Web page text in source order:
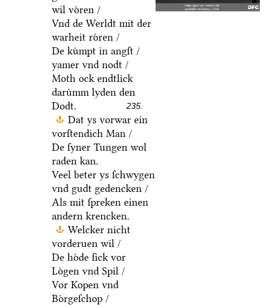
wil voͤren /
Vnd de Werldt mit der
warheit roͤren /
De kuͤmpt in angſt /
yamer vnd nodt /
Moth ock endtlick
daruͤmm lyden den
Dodt.
235.
Dat ys vorwar ein
vorſtendich Man /
De ſyner Tungen wol
raden kan.
Veel beter ys ſchwygen
vnd gudt gedencken /
Als mit ſpreken einen
andern krencken.
Welcker nicht
vorderuen wil /
De hoͤde ſick vor
Loͤgen vnd Spil /
Vor Kopen vnd
Boͤrgeſchop /